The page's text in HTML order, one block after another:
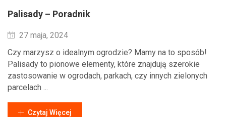
Palisady – Poradnik
Wysłane
27 maja, 2024
Czy marzysz o idealnym ogrodzie? Mamy na to sposób!
Palisady to pionowe elementy, które znajdują szerokie
zastosowanie w ogrodach, parkach, czy innych zielonych
parcelach ...
Czytaj Więcej